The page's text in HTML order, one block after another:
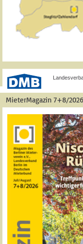
MieterMagazin 7+8/2026